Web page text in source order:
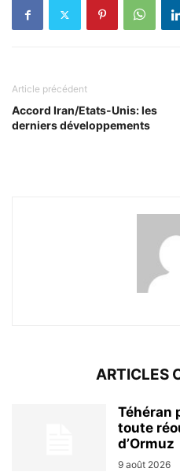
Article précédent
Accord Iran/Etats-Unis: les
derniers développements
ARTICLES
Téhéran
toute
d’Ormuz
9 août 2026